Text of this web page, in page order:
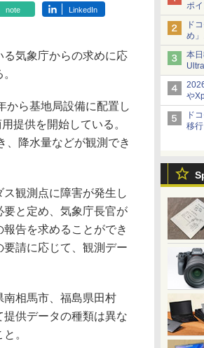
ポ
ド
め
本
ば
や
徴は
ド
移
note LinkedIn
気象庁からの求めに応
ら基地局設備に配置し
提供を開始している。
、降水量などが観測でき
観測点に障害が発生し
と定め、気象庁長官が
告を求めることができ
請に応じて、観測デー
相馬市、福島県田村
供データの種類は異な
。